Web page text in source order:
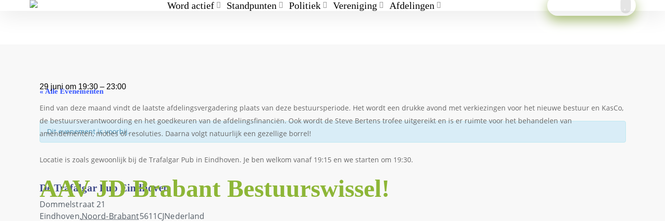
Word actief Standpunten Politiek Vereniging Afdelingen
« Alle Evenementen
Dit evenement is voorbij.
AAV JD Brabant Bestuurswissel!
29 juni om 19:30 – 23:00
Eind van deze maand vindt de laatste afdelingsvergadering plaats van deze bestuursperiode. Het wordt een drukke avond met verkiezingen voor het nieuwe bestuur en KasCo,
de bestuursverantwoording en het goedkeuren van de afdelingsfinanciën. Ook wordt de Steve Bertens trofee uitgereikt en is er ruimte voor het behandelen van
amendementen, moties of resoluties. Daarna volgt natuurlijk een gezellige borrel!
Locatie is zoals gewoonlijk bij de Trafalgar Pub in Eindhoven. Je ben welkom vanaf 19:15 en we starten om 19:30.
De Trafalgar Pub Eindhoven
Dommelstraat 21
Eindhoven,Noord-Brabant5611CJNederland